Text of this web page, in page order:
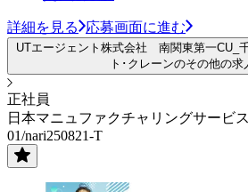
詳細を見る 応募画面に進む
UTエージェント株式会社 南関東第一CU_
ト･クレーンのその他の求
正社員
日本マニュファクチャリングサービ
01/nari250821-T